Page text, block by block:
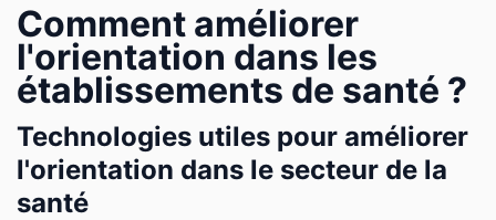
Comment améliorer
l'orientation dans les
établissements de santé ?
Technologies utiles pour améliorer
l'orientation dans le secteur de la
santé